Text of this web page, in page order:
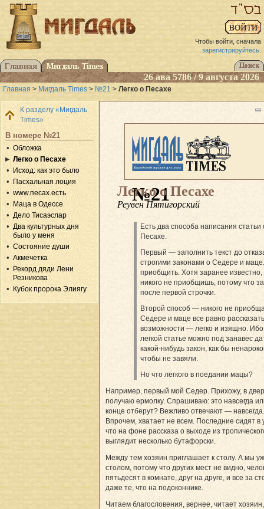
Чтобы войти, сначала
зарегистрируйтесь.
26 ава 5786 / 9 августа 2026
Главная > Мигдаль Times > №21 > Легко о Песахе
К разделу «Мигдаль
Times»
В номере №21
Обложка
Легко о Песахе
Исход: как это было
Пасхальная лоция
www.песах.есть
Маца в Одессе
Дело Тисаэслар
Два культурных дня
было у меня
Состояние души
Акмечетка
Рекорд дяди Лени
Резникова
Кубок пророка Элиягу
№21
Легко о Песахе
Реувен Пятигорский
Есть два способа написания статьи
Песахе.
Первый — заполнить текст до
строгими законами о Седере и
приобщить. Хотя заранее известно,
никого не приобщишь, потому что
после первой строчки.
Второй способ — никого не
Седере и маце все равно
возможности — легко и изящно.
легкой статье можно под занавес
какой-нибудь закон, как бы
чтобы не завяли.
Но что легкого в поедании мацы?
Например, первый мой Седер. Прихожу, в
получаю ермолку. Спрашиваю: это навсегда
конце отберут? Вежливо отвечают — навсегда.
Впрочем, хватает не всем. Последние сидят в
что на фоне рассказа о выходе из
выглядит несколько бутафорски.
Между тем хозяин приглашает к столу. А мы
столом, потому что других мест не видно,
пятьдесят в комнате, друг на друге, и все за
даже те, что на подоконнике.
Читаем благословения, вернее, читает